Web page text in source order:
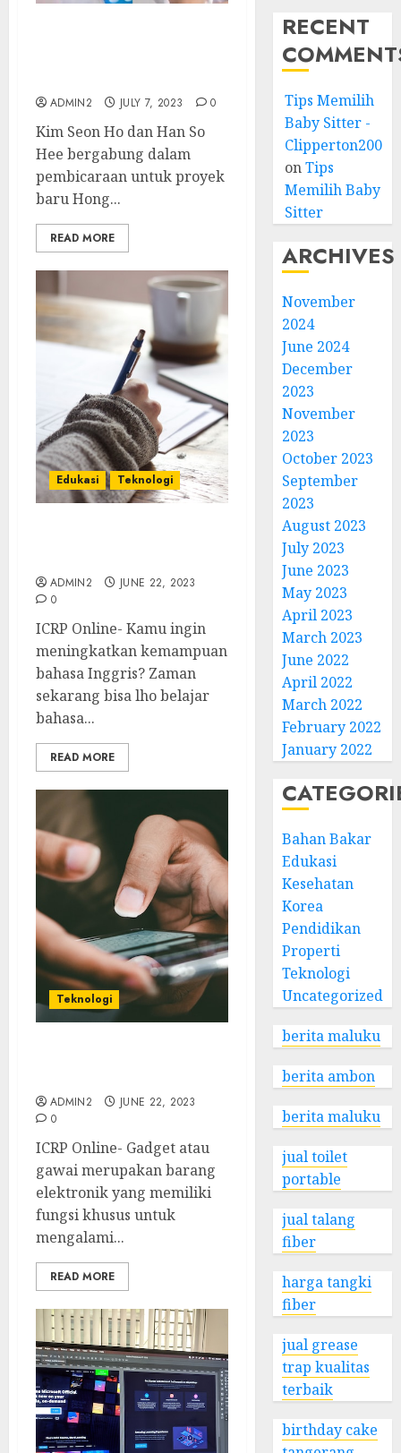
ADMIN2 JULY 7, 2023 0
Kim Seon Ho dan Han So
Hee bergabung dalam
pembicaraan untuk proyek
baru Hong...
READ MORE
Edukasi Teknologi
ADMIN2
JUNE 22, 2023
0
ICRP Online- Kamu ingin
meningkatkan kemampuan
bahasa Inggris? Zaman
sekarang bisa lho belajar
bahasa...
READ MORE
Teknologi
ADMIN2
JUNE 22, 2023
0
ICRP Online- Gadget atau
gawai merupakan barang
elektronik yang memiliki
fungsi khusus untuk
mengalami...
READ MORE
RECENT
Tips Memilih
Baby Sitter -
Clipperton2008
onTips
Memilih Baby
Sitter
ARCHIVES
November
2024
June 2024
December
2023
November
2023
October 2023
September
2023
August 2023
July 2023
June 2023
May 2023
April 2023
March 2023
June 2022
April 2022
March 2022
February 2022
January 2022
Bahan Bakar
Edukasi
Kesehatan
Korea
Pendidikan
Properti
Teknologi
Uncategorized
berita maluku
berita ambon
berita maluku
jual toilet
portable
jual talang
fiber
harga tangki
fiber
jual grease
trap kualitas
terbaik
birthday cake